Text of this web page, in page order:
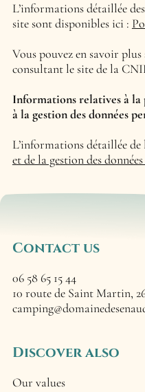
L’informations détaillée
site sont disponibles ici :
Vous pouvez en savoir
consultant le site de la
Informations relatives à
à la gestion des données
L’informations détaillée de
et de la gestion des
Contact us
06 58 65 15 44
10 route de Saint Martin,
Discover also
Our values